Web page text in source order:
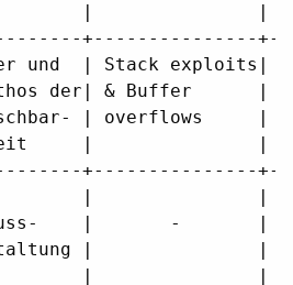
|               |
+---------------
und  | Stack
der| & Buffer      |
| overflows
|               |
+---------------
|
|       -       |
|
|               |